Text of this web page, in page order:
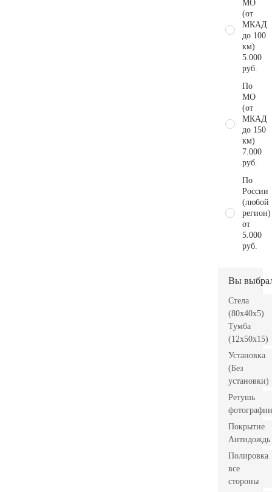
МО
(от
МКАД
до 100
км)
5.000
руб.
По
МО
(от
МКАД
до 150
км)
7.000
руб.
По
России
(любой
регион)
от
5.000
руб.
Вы
Стела
(80x40x5)
Тумба
(12x50x15)
Установка
(Без
установки)
Ретушь
фотографии
Покрытие
Антидождь
Полировка
все
стороны